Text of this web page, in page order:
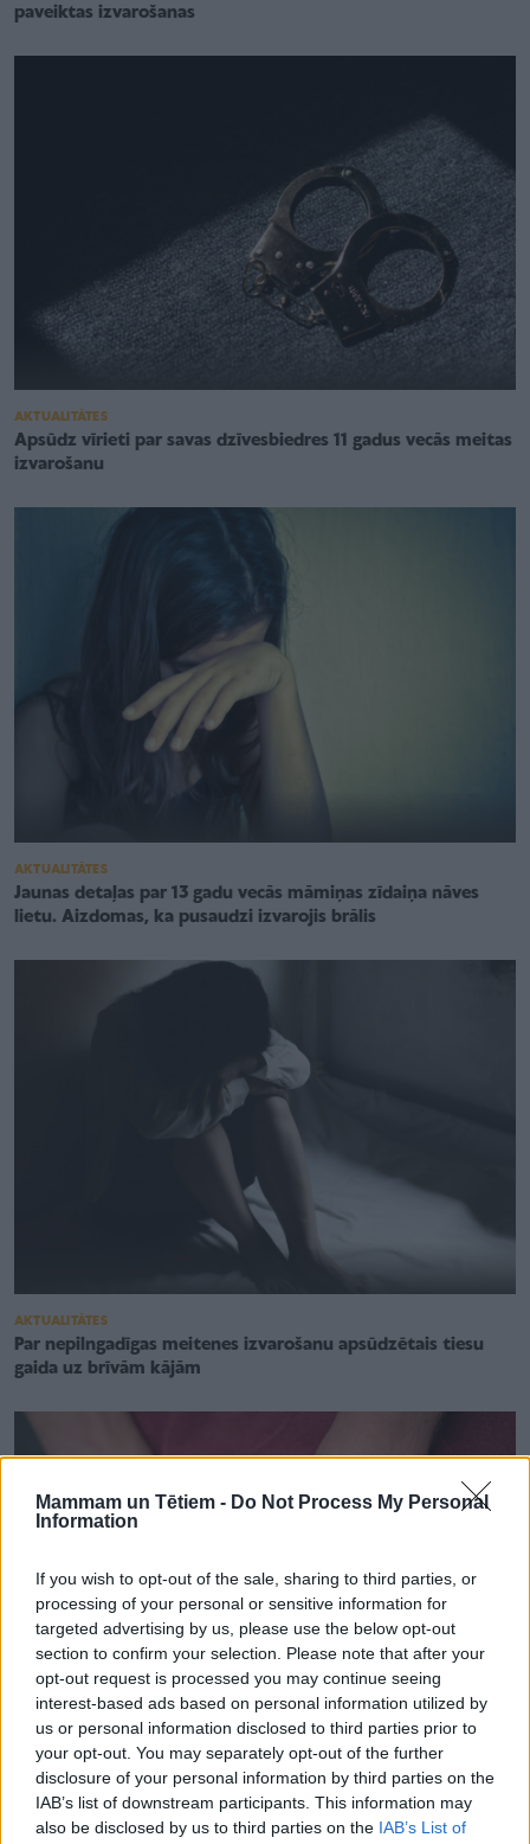
Mammam un Tētiem - Do Not Process My Personal
Information
If you wish to opt-out of the sale, sharing to third parties, or
processing of your personal or sensitive information for
targeted advertising by us, please use the below opt-out
section to confirm your selection. Please note that after your
opt-out request is processed you may continue seeing
interest-based ads based on personal information utilized by
us or personal information disclosed to third parties prior to
your opt-out. You may separately opt-out of the further
disclosure of your personal information by third parties on the
IAB’s list of downstream participants. This information may
also be disclosed by us to third parties on the IAB’s List of
paveiktas izvarošanas
AKTUALITĀTES
Apsūdz vīrieti par savas dzīvesbiedres 11 gadus vecās meitas
izvarošanu
AKTUALITĀTES
Jaunas detaļas par 13 gadu vecās māmiņas zīdaiņa nāves
lietu. Aizdomas, ka pusaudzi izvarojis brālis
AKTUALITĀTES
Par nepilngadīgas meitenes izvarošanu apsūdzētais tiesu
gaida uz brīvām kājām
AKTUALITĀTES
Pāvilostā iespējamais sievietes izvarotājs bijis iepriekš
nesodīts, tobrīd nepilngadīgs Lietuvas pilsonis